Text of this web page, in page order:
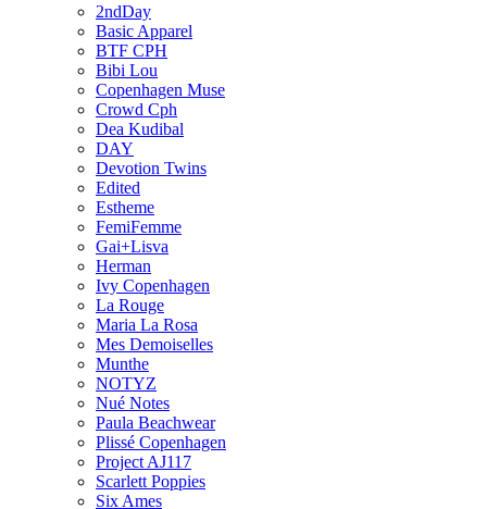
2ndDay
Basic Apparel
BTF CPH
Bibi Lou
Copenhagen Muse
Crowd Cph
Dea Kudibal
DAY
Devotion Twins
Edited
Estheme
FemiFemme
Gai+Lisva
Herman
Ivy Copenhagen
La Rouge
Maria La Rosa
Mes Demoiselles
Munthe
NOTYZ
Nué Notes
Paula Beachwear
Plissé Copenhagen
Project AJ117
Scarlett Poppies
Six Ames